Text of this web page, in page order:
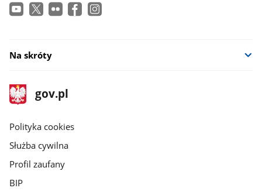
Na skróty
stopka
gov.pl
Strona
gov.pl
gov.pl
Polityka cookies
Służba cywilna
Profil zaufany
BIP